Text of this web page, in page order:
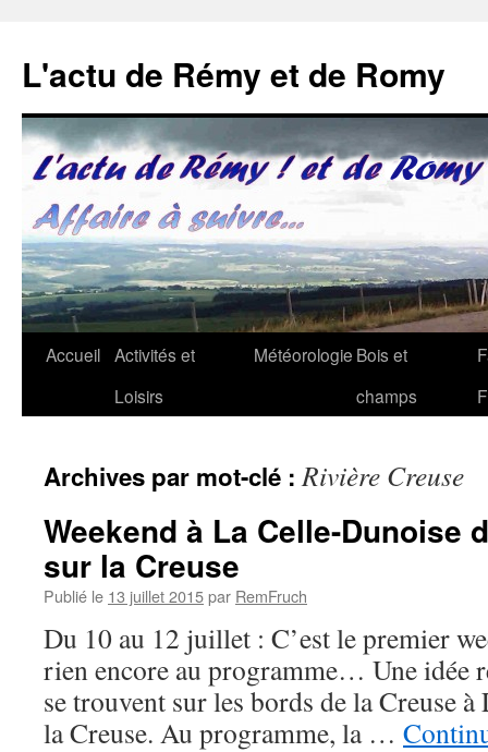
contenu
L'actu de Rémy et de Romy
Accueil Activités et
Loisirs
Météorologie Bois et
champs
Archives par mot-clé :Rivière Creuse
Weekend à La Celle-Dunoise
sur la Creuse
Publié le 13 juillet 2015par RemFruch
Du 10 au 12 juillet : C’est le premier
rien encore au programme… Une idée
se trouvent sur les bords de la Creuse
la Creuse. Au programme, la …